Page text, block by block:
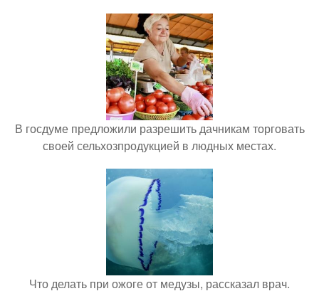
В госдуме предложили разрешить дачникам торговать
своей сельхозпродукцией в людных местах.
Что делать при ожоге от медузы, рассказал врач.